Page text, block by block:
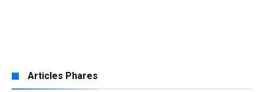
Articles Phares